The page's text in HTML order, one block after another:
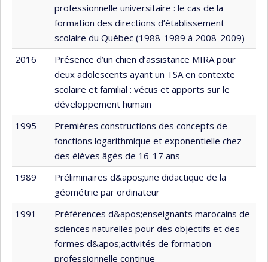
professionnelle universitaire : le cas de la
formation des directions d’établissement
scolaire du Québec (1988-1989 à 2008-2009)
2016
Présence d’un chien d’assistance MIRA pour
deux adolescents ayant un TSA en contexte
scolaire et familial : vécus et apports sur le
développement humain
1995
Premières constructions des concepts de
fonctions logarithmique et exponentielle chez
des élèves âgés de 16-17 ans
1989
Préliminaires d&apos;une didactique de la
géométrie par ordinateur
1991
Préférences d&apos;enseignants marocains de
sciences naturelles pour des objectifs et des
formes d&apos;activités de formation
professionnelle continue